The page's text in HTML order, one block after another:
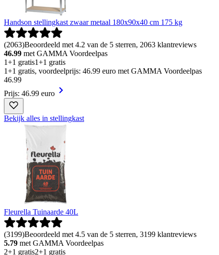
Handson stellingkast zwaar metaal 180x90x40 cm 175 kg
(2063)Beoordeeld met 4.2 van de 5 sterren, 2063 klantreviews
46.99 met GAMMA Voordeelpas
1+1 gratis1+1 gratis
1+1 gratis, voordeelprijs: 46.99 euro met GAMMA Voordeelpas
46.99
Prijs: 46.99 euro
Bekijk alles in stellingkast
Fleurella Tuinaarde 40L
(3199)Beoordeeld met 4.5 van de 5 sterren, 3199 klantreviews
5.79 met GAMMA Voordeelpas
2+1 gratis2+1 gratis